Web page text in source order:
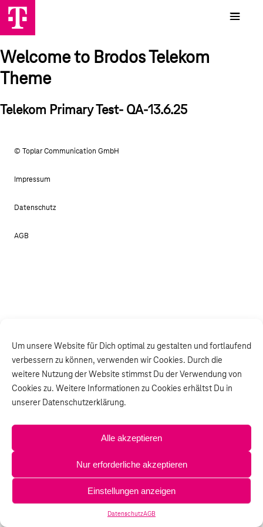
Um unsere Website für Dich optimal zu gestalten und fortlaufend
verbessern zu können, verwenden wir Cookies. Durch die
weitere Nutzung der Website stimmst Du der Verwendung von
Cookies zu. Weitere Informationen zu Cookies erhältst Du in
unserer Datenschutzerklärung.
Alle akzeptieren
Nur erforderliche akzeptieren
Einstellungen anzeigen
DatenschutzAGB
Welcome to Brodos Telekom
Theme
Telekom Primary Test- QA-13.6.25
© Toplar Communication GmbH
Impressum
Datenschutz
AGB